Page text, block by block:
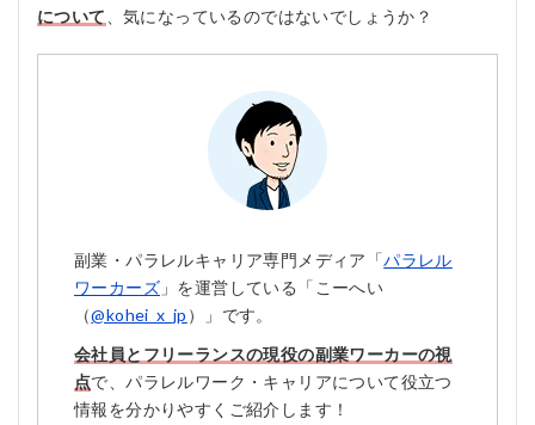
について 、気になっているのではないでしょうか？
副業・パラレルキャリア専門メディア「パラレル
ワーカーズ 」を運営している「こーへい
（@kohei_x_jp ）」です。
会社員とフリーランスの現役の副業ワーカーの視
点で、パラレルワーク・キャリアについて役立つ
情報を分かりやすくご紹介します！